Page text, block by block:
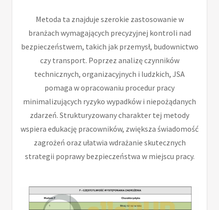
Metoda ta znajduje szerokie zastosowanie w
branżach wymagających precyzyjnej kontroli nad
bezpieczeństwem, takich jak przemysł, budownictwo
czy transport. Poprzez analizę czynników
technicznych, organizacyjnych i ludzkich, JSA
pomaga w opracowaniu procedur pracy
minimalizujących ryzyko wypadków i niepożądanych
zdarzeń. Strukturyzowany charakter tej metody
wspiera edukację pracowników, zwiększa świadomość
zagrożeń oraz ułatwia wdrażanie skutecznych
strategii poprawy bezpieczeństwa w miejscu pracy.